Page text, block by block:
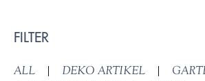
FILTER
ALL | DEKO ARTIKEL |